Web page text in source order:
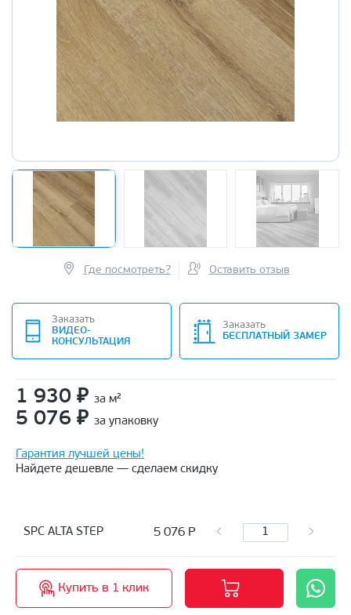
Где посмотреть? Оставить отзыв
Заказать
ВИДЕО-
КОНСУЛЬТАЦИЯ
Заказать
БЕСПЛАТНЫЙ ЗАМЕР
1 930 ₽ за м²
5 076 ₽ за упаковку
Гарантия лучшей цены!
Найдете дешевле — сделаем скидку
SPC ALTA STEP 5 076 Р
Купить в 1 клик